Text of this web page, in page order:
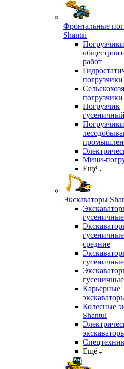
Фронтальные
Shantui
работ
погрузчики
погрузчики
Погрузчик
гусеничный
Мини-
Ещё
Экскаваторы
средние
Карьерные
Колесные
Shantui
Ещё